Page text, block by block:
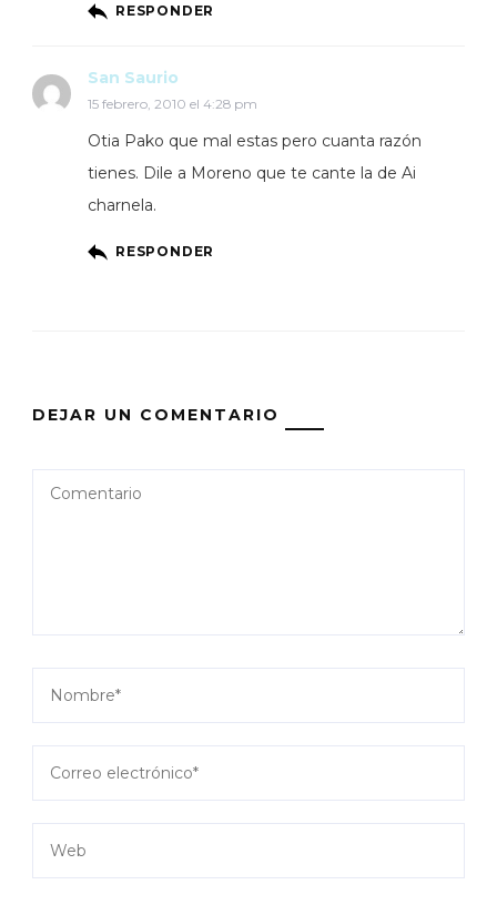
RESPONDER
San Saurio
15 febrero, 2010 el 4:28 pm
Otia Pako que mal estas pero cuanta razón
tienes. Dile a Moreno que te cante la de Ai
charnela.
RESPONDER
DEJAR UN COMENTARIO